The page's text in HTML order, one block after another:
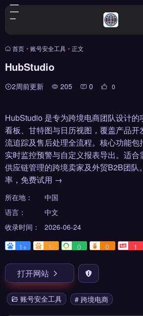
首页 • 账号安全工具 • 正文
HubStudio
2周前更新 205 0 0
HubStudio 是专为跨境电商团队设计
看板、甘特图与日历视图，覆盖产品开
流追踪及售后处理全流程。核心功能包
实时监控预警与自定义报表导出。适
供应链管理的跨境卖家及外贸B2B团队
率，免费试用 →
所在地：
中国
语言：
中文
收录时间：
2026-06-24
1+
1- 0 0 1
打开网站
账号安全工具 # 跨境电商